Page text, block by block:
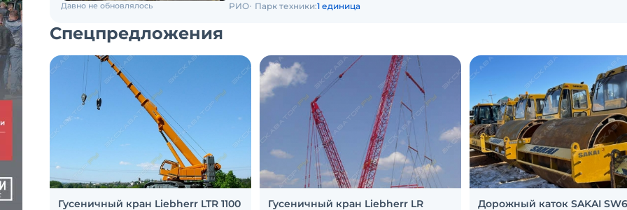
Давно не обновлялось РИО Парк техники:1 единица
Спецпредложения
Гусеничный кран Liebherr LTR 1100 Гусеничный кран Liebherr LR Дорожный каток SAKAI